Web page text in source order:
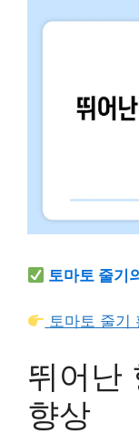
토마토 줄기
토마토 줄기
뛰어난
향상